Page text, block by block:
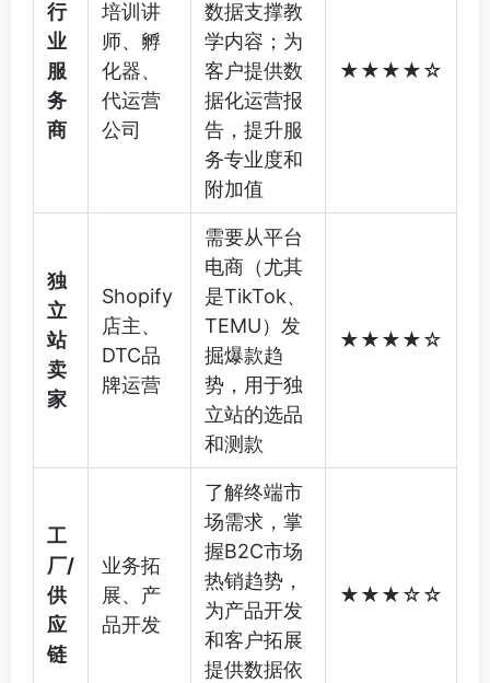
行
业
服
务
商
培训讲
师、孵
化器、
代运营
公司
数据支撑教
学内容；为
客户提供数
据化运营报
告，提升服
务专业度和
附加值
★★★★☆
独
立
站
卖
家
Shopify
店主、
DTC品
牌运营
需要从平台
电商（尤其
是TikTok、
TEMU）发
掘爆款趋
势，用于独
立站的选品
和测款
★★★★☆
工
厂/
供
应
链
业务拓
展、产
品开发
了解终端市
场需求，掌
握B2C市场
热销趋势，
为产品开发
和客户拓展
提供数据依
★★★☆☆